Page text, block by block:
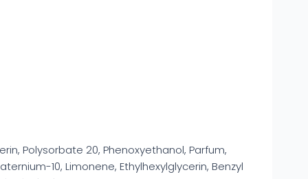
Polysorbate 20, Phenoxyethanol, Parfum,
10, Limonene, Ethylhexylglycerin, Benzyl